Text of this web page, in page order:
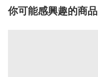
你可能感興趣的商品